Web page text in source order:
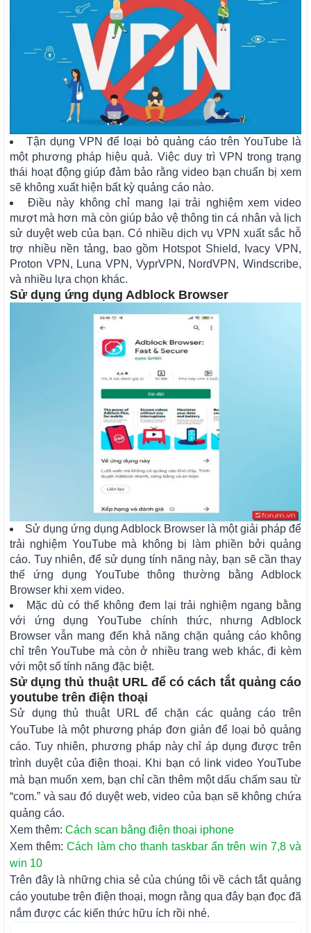
Tận dụng VPN để loại bỏ quảng cáo trên YouTube là
một phương pháp hiệu quả. Việc duy trì VPN trong trạng
thái hoạt động giúp đảm bảo rằng video bạn chuẩn bị xem
sẽ không xuất hiện bất kỳ quảng cáo nào.
Điều này không chỉ mang lại trải nghiệm xem video
mượt mà hơn mà còn giúp bảo vệ thông tin cá nhân và lịch
sử duyệt web của bạn. Có nhiều dịch vụ VPN xuất sắc hỗ
trợ nhiều nền tảng, bao gồm Hotspot Shield, Ivacy VPN,
Proton VPN, Luna VPN, VyprVPN, NordVPN, Windscribe,
và nhiều lựa chọn khác.
Sử dụng ứng dụng Adblock Browser
Sử dụng ứng dụng Adblock Browser là một giải pháp để
trải nghiệm YouTube mà không bị làm phiền bởi quảng
cáo. Tuy nhiên, để sử dụng tính năng này, bạn sẽ cần thay
thế ứng dụng YouTube thông thường bằng Adblock
Browser khi xem video.
Mặc dù có thể không đem lại trải nghiệm ngang bằng
với ứng dụng YouTube chính thức, nhưng Adblock
Browser vẫn mang đến khả năng chặn quảng cáo không
chỉ trên YouTube mà còn ở nhiều trang web khác, đi kèm
với một số tính năng đặc biệt.
Sử dụng thủ thuật URL để có cách tắt quảng cáo
youtube trên điện thoại
Sử dụng thủ thuật URL để chặn các quảng cáo trên
YouTube là một phương pháp đơn giản để loại bỏ quảng
cáo. Tuy nhiên, phương pháp này chỉ áp dụng được trên
trình duyệt của điện thoại. Khi bạn có link video YouTube
mà bạn muốn xem, bạn chỉ cần thêm một dấu chấm sau từ
“com.” và sau đó duyệt web, video của bạn sẽ không chứa
quảng cáo.
Xem thêm: Cách scan bằng điện thoại iphone
Xem thêm:Cách làm cho thanh taskbar ẩn trên win 7,8 và
win 10
Trên đây là những chia sẻ của chúng tôi về cách tắt quảng
cáo youtube trên điện thoại, mogn rằng qua đây bạn đọc đã
nắm được các kiến thức hữu ích rồi nhé.